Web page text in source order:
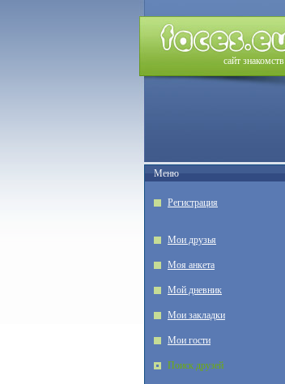
сайт знакомств
Меню
Регистрация
Мои друзья
Моя анкета
Мой дневник
Мои закладки
Мои гости
Поиск друзей